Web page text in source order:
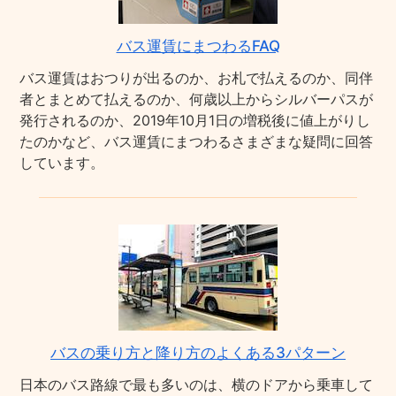
バス運賃にまつわるFAQ
バス運賃はおつりが出るのか、お札で払えるのか、同伴
者とまとめて払えるのか、何歳以上からシルバーパスが
発行されるのか、2019年10月1日の増税後に値上がりし
たのかなど、バス運賃にまつわるさまざまな疑問に回答
しています。
バスの乗り方と降り方のよくある3パターン
日本のバス路線で最も多いのは、横のドアから乗車して